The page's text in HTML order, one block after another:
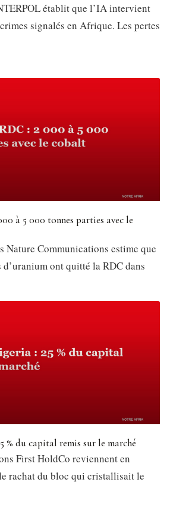
établit que l’IA intervient
signalés en Afrique. Les pertes
à 5 000 tonnes parties avec le
Nature Communications estime que
ont quitté la RDC dans
% du capital remis sur le marché
First HoldCo reviennent en
rachat du bloc qui cristallisait le